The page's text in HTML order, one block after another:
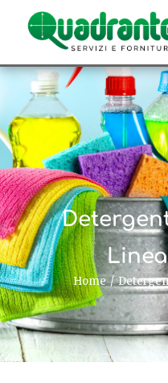
Tu sei qui: Home